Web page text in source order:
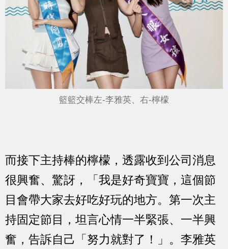
籃籃交棒左-李雅英、右-檸檬
而接下主持棒的檸檬，透露收到公司消息
很興奮、驚訝，「我是好奇寶寶，這個節
目會帶大家去好吃好玩的地方。第一次主
持固定節目，坦言心情一半緊張、一半興
奮，告訴自己「努力就對了！」。李雅英